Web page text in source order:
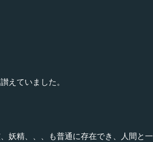
えていました。
妖精、、、も普通に存在でき、人間と一